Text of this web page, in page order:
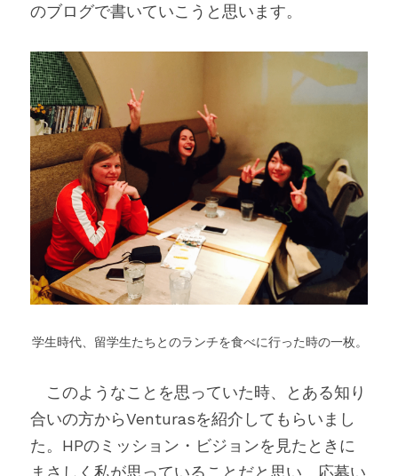
のブログで書いていこうと思います。
学生時代、留学生たちとのランチを食べに行った時の一枚。
このようなことを思っていた時、とある知り
合いの方からVenturasを紹介してもらいまし
た。HPのミッション・ビジョンを見たときに
まさしく私が思っていることだと思い、応募い